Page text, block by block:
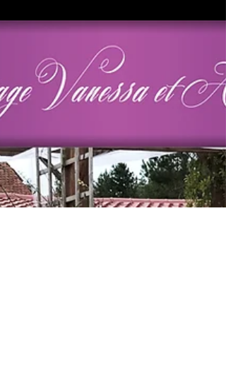
tous nos vœux...